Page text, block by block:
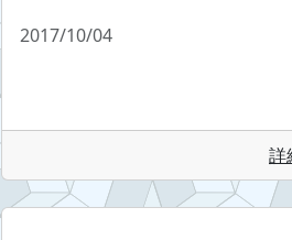
2017/10/04
詳